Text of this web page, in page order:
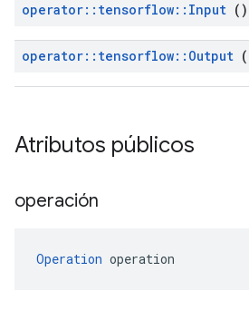
operator:: tensorflow:: Input
operator:: tensorflow:: Output
Atributos públicos
operación
Operation operation